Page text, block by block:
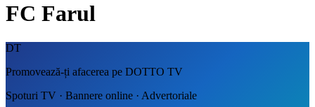
FC Farul
DT
Promovează-ți afacerea pe DOTTO TV
Spoturi TV · Bannere online · Advertoriale